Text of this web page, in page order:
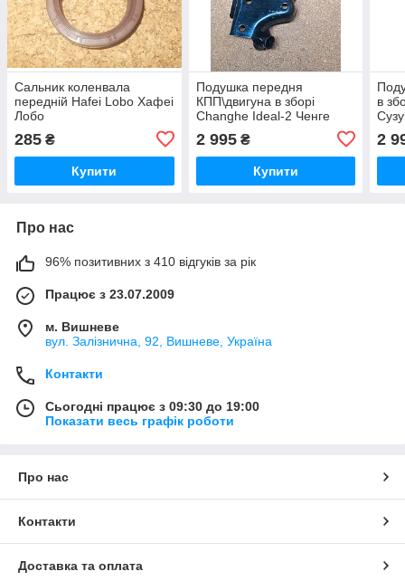
Сальник коленвала
передній Hafei Lobo Хафеі
Лобо
285 ₴
Купити
Подушка передня
КПП\двигуна в зборі
Changhe Ideal-2 Ченге
2 995₴
Купити
в
2
Про нас
96% позитивних з 410 відгуків за рік
Працює з 23.07.2009
м. Вишневе
вул. Залізнична, 92, Вишневе, Україна
Контакти
Сьогодні працює з 09:30 до 19:00
Показати весь графік роботи
Про нас
Контакти
Доставка та оплата